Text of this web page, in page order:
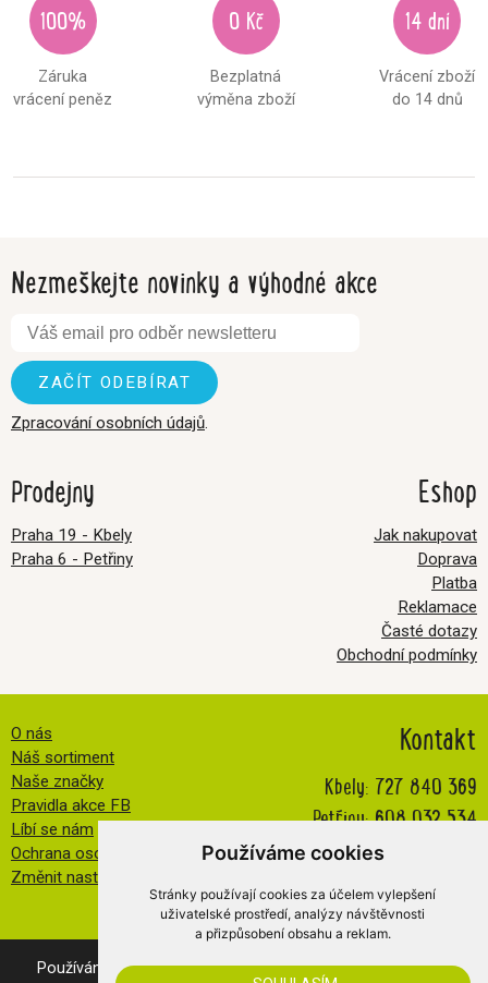
Používáme cookies
Stránky používají cookies za účelem vylepšení
uživatelské prostředí, analýzy návštěvnosti
a přizpůsobení obsahu a reklam.
100%
Záruka
vrácení peněz
0 Kč
Bezplatná
výměna zboží
14 dní
Vrácení zboží
do 14 dnů
Nezmeškejte novinky a výhodné akce
Zpracování osobních údajů.
Prodejny
Praha 19 - Kbely
Praha 6 - Petřiny
Kontakt
Kbely: 727 840 369
Petřiny:608 032 534
info@veselatkanicka.cz
Eshop
Jak nakupovat
Doprava
Platba
Reklamace
Časté dotazy
Obchodní podmínky
O nás
Náš sortiment
Naše značky
Pravidla akce FB
Líbí se nám
Ochrana osobních údajů
Změnit nastavení cookies
Používáním našich webovek vyjadřujete souhlas scookies.